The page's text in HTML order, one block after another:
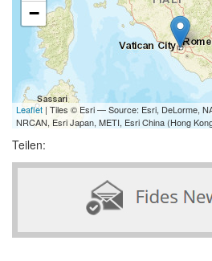
−
Leaflet | Tiles © Esri — Source: Esri, DeLorme,
NRCAN, Esri Japan, METI, Esri China (Hong
Teilen: